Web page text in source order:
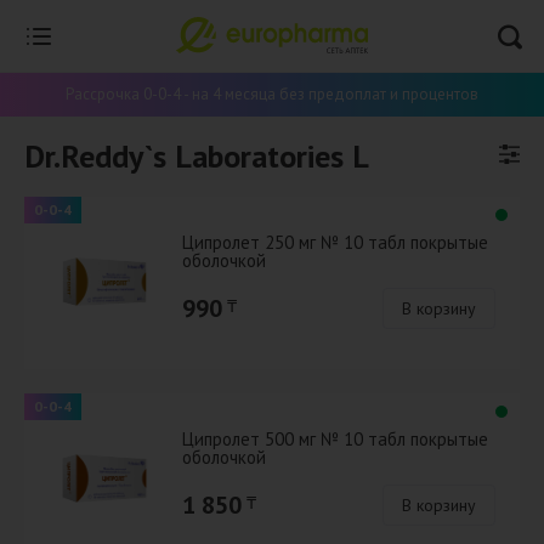
Рассрочка 0-0-4 - на 4 месяца без предоплат и процентов
Dr.Reddy`s Laboratories L
0-0-4
Ципролет 250 мг № 10 табл покрытые
оболочкой
990 ₸ В корзину
0-0-4
Ципролет 500 мг № 10 табл покрытые
оболочкой
1 850 ₸ В корзину